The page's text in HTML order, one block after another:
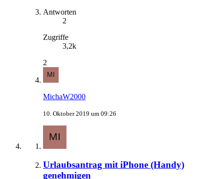
Antworten
2
Zugriffe
3,2k
2
MichaW2000
10. Oktober 2019 um 09:26
Urlaubsantrag mit iPhone (Handy)
genehmigen